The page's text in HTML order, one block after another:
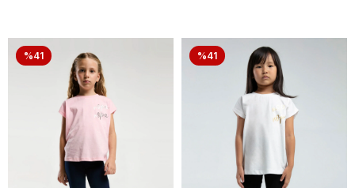
%41 %41